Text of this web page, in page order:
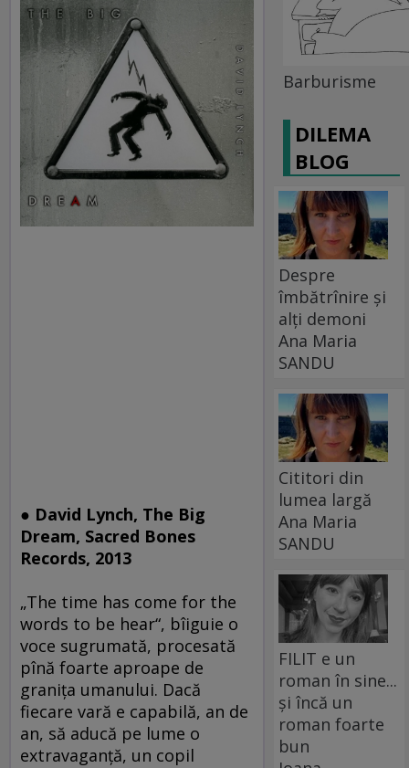
● David Lynch, The Big
Dream, Sacred Bones
Records, 2013
„The time has come for the
words to be hear“, bîiguie o
voce sugrumată, procesată
pînă foarte aproape de
graniţa umanului. Dacă
fiecare vară e capabilă, an de
an, să aducă pe lume o
extravaganţă, un copil
Barburisme
DILEMA
BLOG
Despre
îmbătrînire și
alți demoni
Ana Maria
SANDU
Cititori din
lumea largă
Ana Maria
SANDU
FILIT e un
roman în sine...
și încă un
roman foarte
bun